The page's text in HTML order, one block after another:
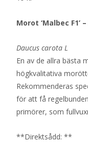
Morot ‘Malbec F1’
Daucus carota L
En av de allra bästa
högkvalitativa
Rekommenderas
för att få
primörer, som
**Direktsådd: **